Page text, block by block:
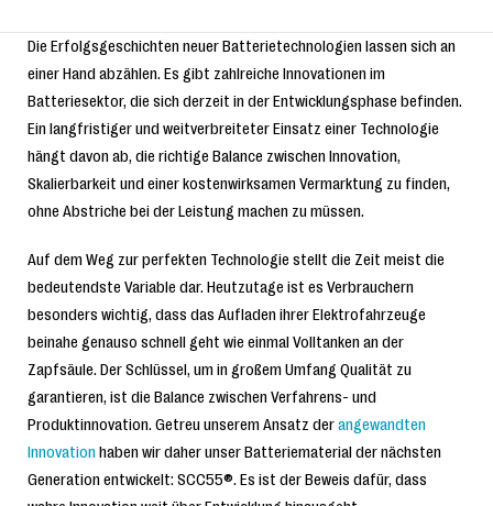
Die Erfolgsgeschichten neuer Batterietechnologien lassen sich an
einer Hand abzählen. Es gibt zahlreiche Innovationen im
Batteriesektor, die sich derzeit in der Entwicklungsphase befinden.
Ein langfristiger und weitverbreiteter Einsatz einer Technologie
hängt davon ab, die richtige Balance zwischen Innovation,
Skalierbarkeit und einer kostenwirksamen Vermarktung zu finden,
ohne Abstriche bei der Leistung machen zu müssen.
Auf dem Weg zur perfekten Technologie stellt die Zeit meist die
bedeutendste Variable dar. Heutzutage ist es Verbrauchern
besonders wichtig, dass das Aufladen ihrer Elektrofahrzeuge
beinahe genauso schnell geht wie einmal Volltanken an der
Zapfsäule. Der Schlüssel, um in großem Umfang Qualität zu
garantieren, ist die Balance zwischen Verfahrens- und
Produktinnovation. Getreu unserem Ansatz derangewandten
Innovationhaben wir daher unser Batteriematerial der nächsten
Generation entwickelt: SCC55®. Es ist der Beweis dafür, dass